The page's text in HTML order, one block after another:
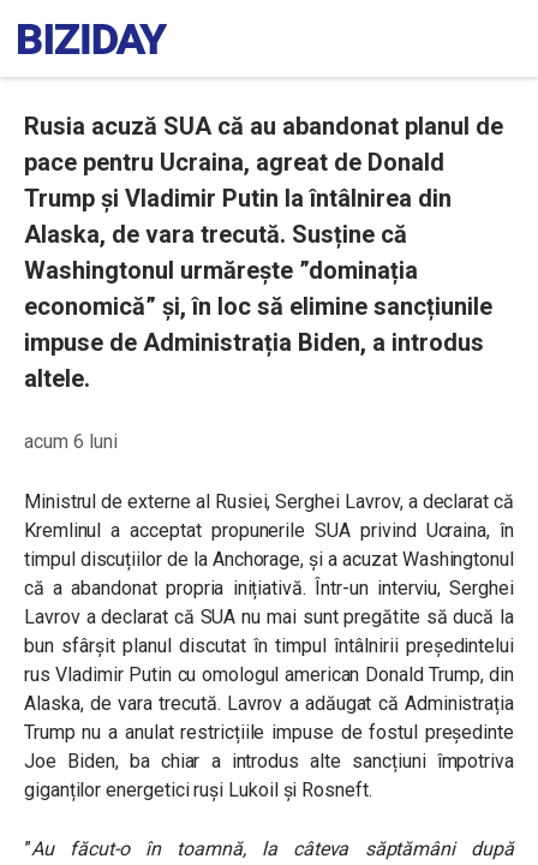
Rusia acuză SUA că au abandonat planul de
pace pentru Ucraina, agreat de Donald
Trump și Vladimir Putin la întâlnirea din
Alaska, de vara trecută. Susține că
Washingtonul urmărește ”dominația
economică” și, în loc să elimine sancțiunile
impuse de Administrația Biden, a introdus
altele.
acum 6 luni
Ministrul de externe al Rusiei, Serghei Lavrov, a declarat că
Kremlinul a acceptat propunerile SUA privind Ucraina, în
timpul discuțiilor de la Anchorage, și a acuzat Washingtonul
că a abandonat propria inițiativă. Într-un interviu, Serghei
Lavrov a declarat că SUA nu mai sunt pregătite să ducă la
bun sfârșit planul discutat în timpul întâlnirii președintelui
rus Vladimir Putin cu omologul american Donald Trump, din
Alaska, de vara trecută. Lavrov a adăugat că Administrația
Trump nu a anulat restricțiile impuse de fostul președinte
Joe Biden, ba chiar a introdus alte sancțiuni împotriva
giganților energetici ruși Lukoil și Rosneft.
”Au făcut-o în toamnă, la câteva săptămâni după